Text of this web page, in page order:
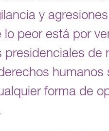
y
peor está por
de
forma de